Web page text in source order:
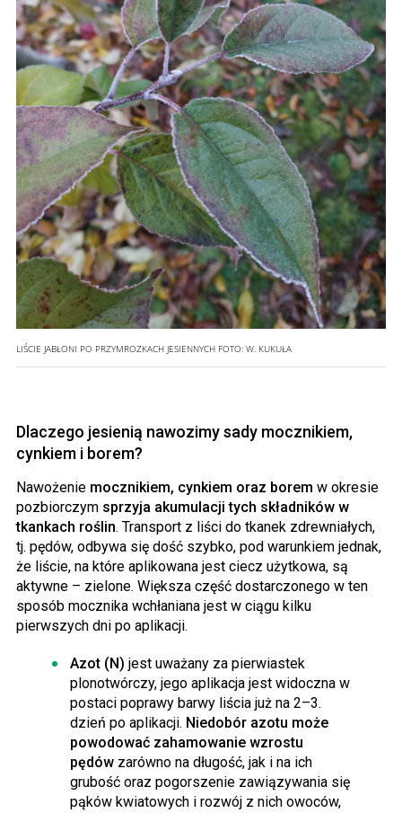
LIŚCIE JABŁONI PO PRZYMROZKACH JESIENNYCH FOTO: W. KUKUŁA
Dlaczego jesienią nawozimy sady mocznikiem,
cynkiem i borem?
Nawożenie mocznikiem, cynkiem oraz borem w okresie
pozbiorczym sprzyja akumulacji tych składników w
tkankach roślin. Transport z liści do tkanek zdrewniałych,
tj. pędów, odbywa się dość szybko, pod warunkiem jednak,
że liście, na które aplikowana jest ciecz użytkowa, są
aktywne – zielone. Większa część dostarczonego w ten
sposób mocznika wchłaniana jest w ciągu kilku
pierwszych dni po aplikacji.
Azot (N) jest uważany za pierwiastek
plonotwórczy, jego aplikacja jest widoczna w
postaci poprawy barwy liścia już na 2–3.
dzień po aplikacji. Niedobór azotu może
powodować zahamowanie wzrostu
pędów zarówno na długość, jak i na ich
grubość oraz pogorszenie zawiązywania się
pąków kwiatowych i rozwój z nich owoców,